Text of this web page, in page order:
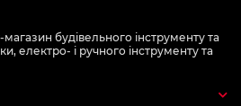
будівельного інструменту та
електро- і ручного інструменту та